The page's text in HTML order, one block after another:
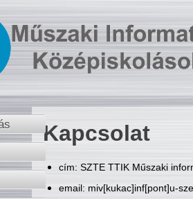
Kapcsolat
cím: SZTE TTIK Műszaki
email: miv[kukac]inf[pont]u-